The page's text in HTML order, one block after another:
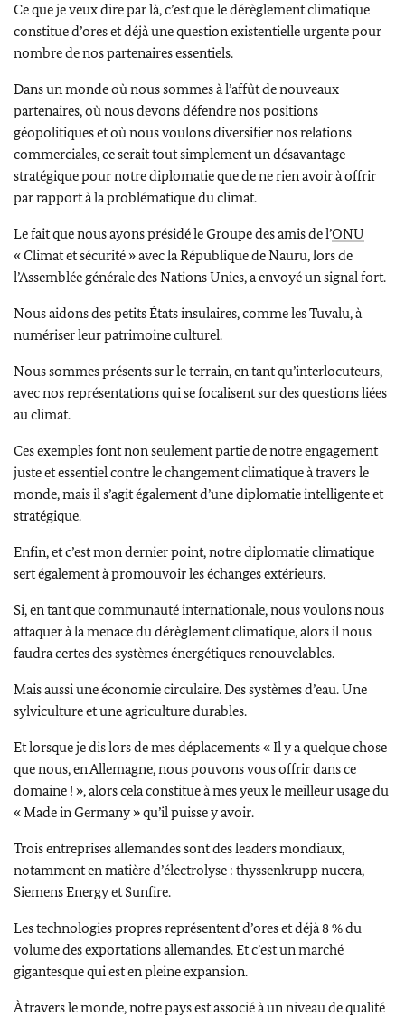
Ce que je veux dire par là, c’est que le dérèglement climatique
constitue d’ores et déjà une question existentielle urgente pour
nombre de nos partenaires essentiels.
Dans un monde où nous sommes à l’affût de nouveaux
partenaires, où nous devons défendre nos positions
géopolitiques et où nous voulons diversifier nos relations
commerciales, ce serait tout simplement un désavantage
stratégique pour notre diplomatie que de ne rien avoir à offrir
par rapport à la problématique du climat.
Le fait que nous ayons présidé le Groupe des amis de l’ONU
« Climat et sécurité » avec la République de Nauru, lors de
l’Assemblée générale des Nations Unies, a envoyé un signal fort.
Nous aidons des petits États insulaires, comme les Tuvalu, à
numériser leur patrimoine culturel.
Nous sommes présents sur le terrain, en tant qu’interlocuteurs,
avec nos représentations qui se focalisent sur des questions liées
au climat.
Ces exemples font non seulement partie de notre engagement
juste et essentiel contre le changement climatique à travers le
monde, mais il s’agit également d’une diplomatie intelligente et
stratégique.
Enfin, et c’est mon dernier point, notre diplomatie climatique
sert également à promouvoir les échanges extérieurs.
Si, en tant que communauté internationale, nous voulons nous
attaquer à la menace du dérèglement climatique, alors il nous
faudra certes des systèmes énergétiques renouvelables.
Mais aussi une économie circulaire. Des systèmes d’eau. Une
sylviculture et une agriculture durables.
Et lorsque je dis lors de mes déplacements « Il y a quelque chose
que nous, en Allemagne, nous pouvons vous offrir dans ce
domaine ! », alors cela constitue à mes yeux le meilleur usage du
« Made in Germany » qu’il puisse y avoir.
Trois entreprises allemandes sont des leaders mondiaux,
notamment en matière d’électrolyse : thyssenkrupp nucera,
SiemensEnergy et Sunfire.
Les technologies propres représentent d’ores et déjà 8 % du
volume des exportations allemandes. Et c’est un marché
gigantesque qui est en pleine expansion.
À travers le monde, notre pays est associé à un niveau de qualité